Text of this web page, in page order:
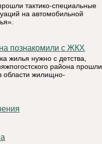
тактико-специальные
на автомобильной
познакомили с ЖКХ
жилья нужно с детства,
района прошли
области жилищно-